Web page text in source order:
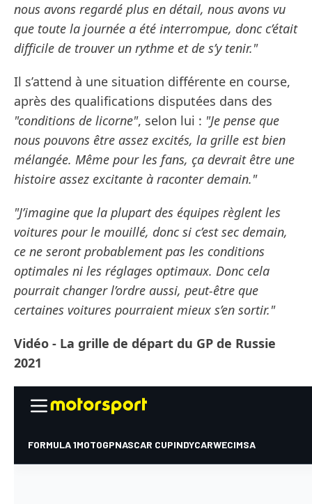
nous avons regardé plus en détail, nous avons vu
que toute la journée a été interrompue, donc c’était
difficile de trouver un rythme et de s’y tenir."
Il s’attend à une situation différente en course,
après des qualifications disputées dans des
"conditions de licorne", selon lui : "Je pense que
nous pouvons être assez excités, la grille est bien
mélangée. Même pour les fans, ça devrait être une
histoire assez excitante à raconter demain."
"J’imagine que la plupart des équipes règlent les
voitures pour le mouillé, donc si c’est sec demain,
ce ne seront probablement pas les conditions
optimales ni les réglages optimaux. Donc cela
pourrait changer l’ordre aussi, peut-être que
certaines voitures pourraient mieux s’en sortir."
Vidéo - La grille de départ du GP de Russie
2021